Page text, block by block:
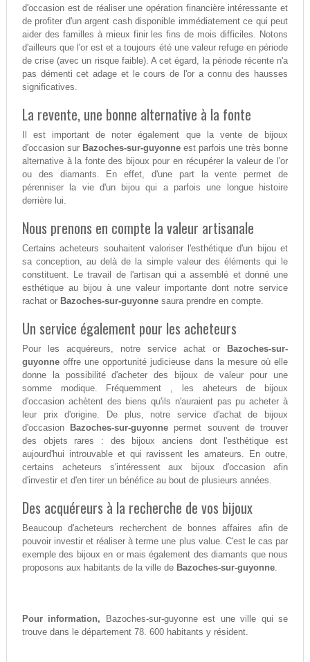
d'occasion est de réaliser une opération financière intéressante et
de profiter d'un argent cash disponible immédiatement ce qui peut
aider des familles à mieux finir les fins de mois difficiles. Notons
d'ailleurs que l'or est et a toujours été une valeur refuge en période
de crise (avec un risque faible). A cet égard, la période récente n'a
pas démenti cet adage et le cours de l'or a connu des hausses
significatives.
La revente, une bonne alternative à la fonte
Il est important de noter également que la vente de bijoux
d'occasion sur Bazoches-sur-guyonneest parfois une très bonne
alternative à la fonte des bijoux pour en récupérer la valeur de l'or
ou des diamants. En effet, d'une part la vente permet de
pérenniser la vie d'un bijou qui a parfois une longue histoire
derrière lui.
Nous prenons en compte la valeur artisanale
Certains acheteurs souhaitent valoriser l'esthétique d'un bijou et
sa conception, au delà de la simple valeur des éléments qui le
constituent. Le travail de l'artisan qui a assemblé et donné une
esthétique au bijou à une valeur importante dont notre service
rachat or Bazoches-sur-guyonnesaura prendre en compte.
Un service également pour les acheteurs
Pour les acquéreurs, notre service achat or Bazoches-sur-
guyonneoffre une opportunité judicieuse dans la mesure où elle
donne la possibilité d'acheter des bijoux de valeur pour une
somme modique. Fréquemment , les aheteurs de bijoux
d'occasion achètent des biens qu'ils n'auraient pas pu acheter à
leur prix d'origine. De plus, notre service d'achat de bijoux
d'occasion Bazoches-sur-guyonne permet souvent de trouver
des objets rares : des bijoux anciens dont l'esthétique est
aujourd'hui introuvable et qui ravissent les amateurs. En outre,
certains acheteurs s'intéressent aux bijoux d'occasion afin
d'investir et d'en tirer un bénéfice au bout de plusieurs années.
Des acquéreurs à la recherche de vos bijoux
Beaucoup d'acheteurs recherchent de bonnes affaires afin de
pouvoir investir et réaliser à terme une plus value. C'est le cas par
exemple des bijoux en or mais également des diamants que nous
proposons aux habitants de la ville de Bazoches-sur-guyonne.
Pour information, Bazoches-sur-guyonne est une ville qui se
trouve dans le département 78. 600 habitants y résident.